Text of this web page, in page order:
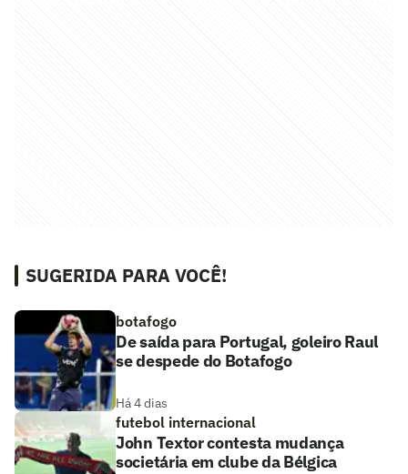
SUGERIDA PARA VOCÊ!
botafogo
De saída para Portugal, goleiro Raul
se despede do Botafogo
Há 4 dias
futebol internacional
John Textor contesta mudança
societária em clube da Bélgica